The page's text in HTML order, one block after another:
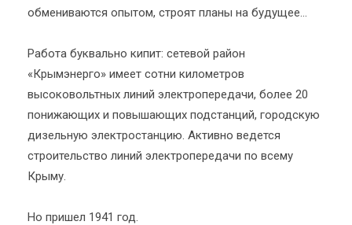
обмениваются опытом, строят планы на будущее…
Работа буквально кипит: сетевой район
«Крымэнерго» имеет сотни километров
высоковольтных линий электропередачи, более 20
понижающих и повышающих подстанций, городскую
дизельную электростанцию. Активно ведется
строительство линий электропередачи по всему
Крыму.
Но пришел 1941 год.